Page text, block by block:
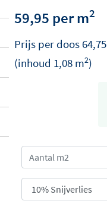
59,95 per m2
Prijs per doos 64,75
(inhoud 1,08 m2)